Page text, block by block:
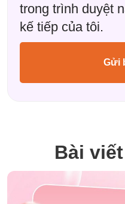
trong trình duyệt
kế tiếp của tôi.
Bài